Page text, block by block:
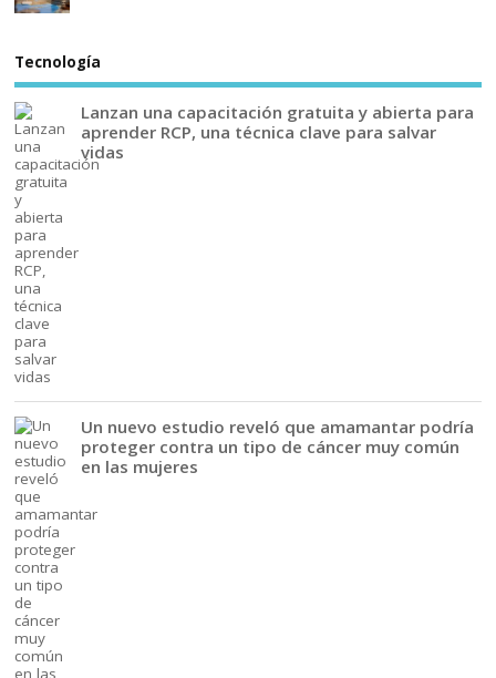
Tecnología
Lanzan una capacitación gratuita y abierta para
aprender RCP, una técnica clave para salvar
vidas
Un nuevo estudio reveló que amamantar podría
proteger contra un tipo de cáncer muy común
en las mujeres